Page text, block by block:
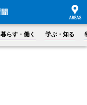
暮らす・働く 学ぶ・知る